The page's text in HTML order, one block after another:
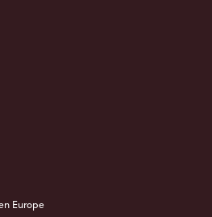
Europe